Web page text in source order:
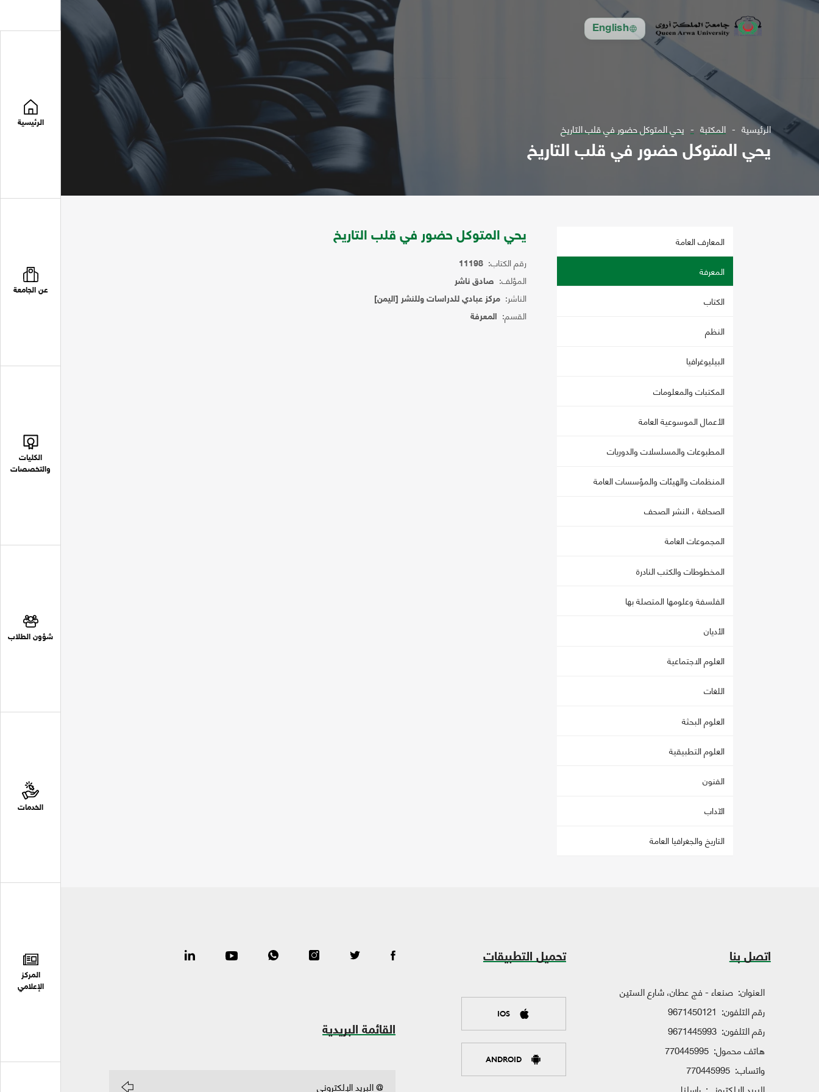
English
الرئيسية
عن الجامعة
الكليات
والتخصصات
شؤون الطلاب
الخدمات
المركز
الإعلامي
الرئيسية المكتبة يحي المتوكل حضور في قلب التاريخ
يحي المتوكل حضور في قلب التاريخ
المعارف العامة
المعرفة
الكتاب
النظم
البيليوغرافيا
المكتبات والمعلومات
الأعمال الموسوعية العامة
المطبوعات والمسلسلات والدوريات
المنظمات والهيئات والمؤسسات العامة
الصحافة ، النشر الصحف
المجموعات العامة
المخطوطات والكتب النادرة
الفلسفة وعلومها المتصلة بها
الأديان
العلوم الاجتماعية
اللغات
العلوم البحثة
العلوم التطبيقية
الفنون
الآداب
التاريخ والجغرافيا العامة
يحي المتوكل حضور في قلب التاريخ
رقم الكتاب: 11198
المؤلف: صادق ناشر
الناشر: مركز عبادي للدراسات وللنشر [اليمن]
القسم: المعرفة
اتصل بنا
العنوان: صنعاء - فج عطان، شارع الستين
رقم التلفون: 9671450121
رقم التلفون: 9671445993
هاتف محمول: 770445995
واتساب: 770445995
تحميل التطبيقات
IOS
ANDROID
القائمة البريدية